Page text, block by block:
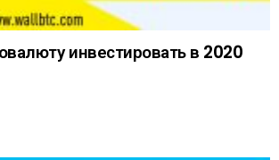
инвестировать в 2020